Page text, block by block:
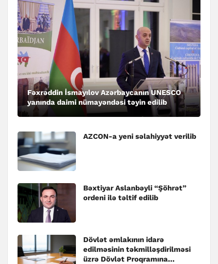
Fəxrəddin İsmayılov Azərbaycanın UNESCO
yanında daimi nümayəndəsi təyin edilib
AZCON-a yeni səlahiyyət verilib
Bəxtiyar Aslanbəyli “Şöhrət”
ordeni ilə təltif edilib
Dövlət əmlakının idarə
edilməsinin təkmilləşdirilməsi
üzrə Dövlət Proqramına